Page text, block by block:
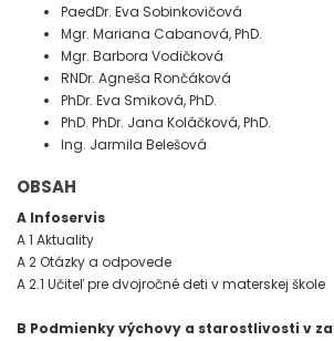
PaedDr. Eva Sobinkovičová
Mgr. Mariana Cabanová, PhD.
Mgr. Barbora Vodičková
RNDr. Agneša Rončáková
PhDr. Eva Smiková, PhD.
PhD. PhDr. Jana Koláčková, PhD.
Ing. Jarmila Belešová
OBSAH
A Infoservis
A 1 Aktuality
A 2 Otázky a odpovede
A 2.1 Učiteľ pre dvojročné deti v materskej škole
B Podmienky výchovy a starostlivosti v